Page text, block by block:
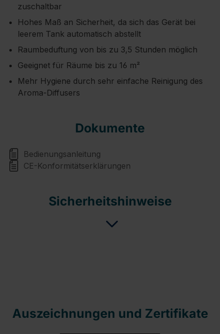
zuschaltbar
Hohes Maß an Sicherheit, da sich das Gerät bei
leerem Tank automatisch abstellt
Raumbeduftung von bis zu 3,5 Stunden möglich
Geeignet für Räume bis zu 16 m²
Mehr Hygiene durch sehr einfache Reinigung des
Aroma-Diffusers
Dokumente
Bedienungsanleitung
CE-Konformitätserklärungen
Sicherheitshinweise
Auszeichnungen und Zertifikate